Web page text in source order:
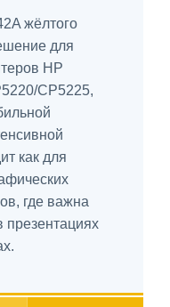
жёлтого
для
HP
CP5225,
как для
где важна
презентациях